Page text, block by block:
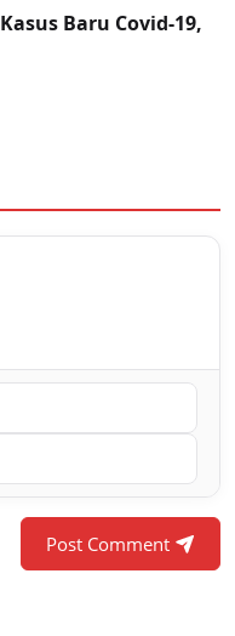
Baru Covid-19,
Post Comment